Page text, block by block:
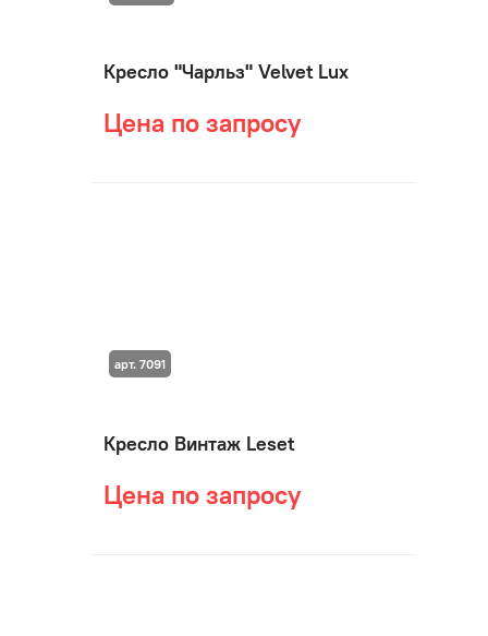
Кресло "Чарльз" Velvet Lux
Цена по запросу
Кресло Винтаж Leset
Цена по запросу
арт. 7091